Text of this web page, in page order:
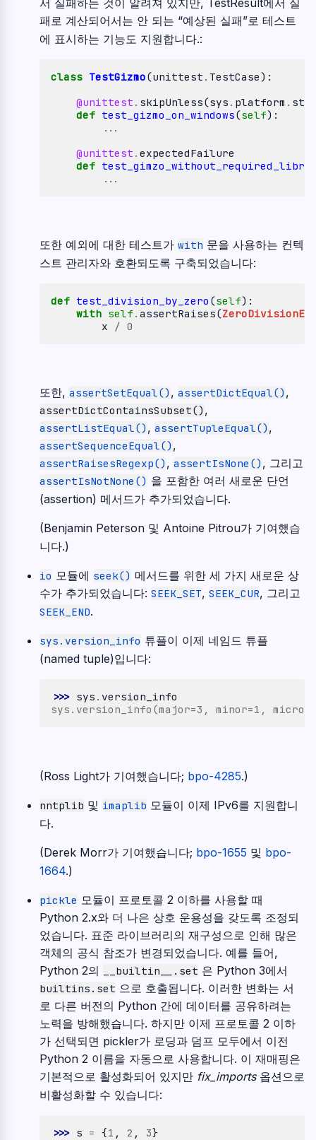
패로 계산되어서는 안 되는 “예상된 실패”로 테스트
에 표시하는 기능도 지원합니다.:
class TestGizmo(unittest . TestCase):
@unittest . skipUnless(sys . platform .
def test_gizmo_on_windows(self):
...
@unittest . expectedFailure
def
...
또한 예외에 대한 테스트가 with 문을 사용하는 컨텍
스트 관리자와 호환되도록 구축되었습니다:
def test_division_by_zero (self):
with self . assertRaises(
x
/ 0
또한, assertSetEqual() , assertDictEqual() ,
assertDictContainsSubset() ,
assertListEqual() , assertTupleEqual() ,
assertSequenceEqual() ,
assertRaisesRegexp() , assertIsNone() , 그리고
assertIsNotNone() 을 포함한 여러 새로운 단언
(assertion) 메서드가 추가되었습니다.
(Benjamin Peterson 및 Antoine Pitrou가 기여했습
니다.)
io 모듈에 seek() 메서드를 위한 세 가지 새로운 상
수가 추가되었습니다: SEEK_SET, SEEK_CUR, 그리고
SEEK_END.
sys.version_info 튜플이 이제 네임드 튜플
(named tuple)입니다:
>>> sys . version_info
sys.version_info(major=3, minor=1,
(Ross Light가 기여했습니다; bpo-4285.)
nntplib 및 imaplib 모듈이 이제 IPv6를 지원합니
다.
(Derek Morr가 기여했습니다; bpo-1655 및 bpo-
1664.)
pickle 모듈이 프로토콜 2 이하를 사용할 때
Python 2.x와 더 나은 상호 운용성을 갖도록 조정되
었습니다. 표준 라이브러리의 재구성으로 인해 많은
객체의 공식 참조가 변경되었습니다. 예를 들어,
Python 2의
__builtin__.set 은 Python 3에서
builtins.set 으로 호출됩니다. 이러한 변화는 서
로 다른 버전의 Python 간에 데이터를 공유하려는
노력을 방해했습니다. 하지만 이제 프로토콜 2 이하
가 선택되면 pickler가 로딩과 덤프 모두에서 이전
Python 2 이름을 자동으로 사용합니다. 이 재매핑은
기본적으로 활성화되어 있지만 fix_imports옵션으로
비활성화할 수 있습니다:
>>> s = {1 , 2 , 3}